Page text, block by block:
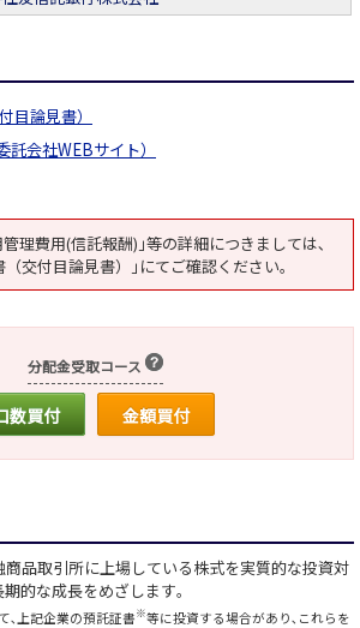
目論見書）
会社WEBサイト）
理費用(信託報酬)｣等の詳細につきましては､
（交付目論見書）｣にてご確認ください｡
分配金受取コース
数買付 金額買付
品取引所に上場している株式を実質的な投資対
的な成長をめざします｡
､上記企業の預託証書※等に投資する場合があり､これらを